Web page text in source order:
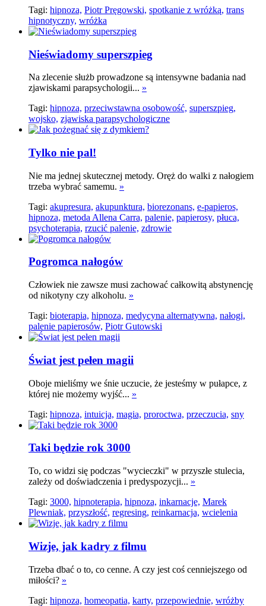
Tagi: hipnoza, Piotr Pręgowski, spotkanie z wróżką, trans
hipnotyczny, wróżka
Nieświadomy superszpieg
Na zlecenie służb prowadzone są intensywne badania nad
zjawiskami parapsychologii... »
Tagi: hipnoza, przeciwstawna osobowość, superszpieg,
wojsko, zjawiska parapsychologiczne
Tylko nie pal!
Nie ma jednej skutecznej metody. Oręż do walki z nałogiem
trzeba wybrać samemu. »
Tagi: akupresura, akupunktura, biorezonans, e-papieros,
hipnoza, metoda Allena Carra, palenie, papierosy, płuca,
psychoterapia, rzucić palenie, zdrowie
Pogromca nałogów
Człowiek nie zawsze musi zachować całkowitą abstynencję
od nikotyny czy alkoholu. »
Tagi: bioterapia, hipnoza, medycyna alternatywna, nałogi,
palenie papierosów, Piotr Gutowski
Świat jest pełen magii
Oboje mieliśmy we śnie uczucie, że jesteśmy w pułapce, z
której nie możemy wyjść... »
Tagi: hipnoza, intuicja, magia, proroctwa, przeczucia, sny
Taki będzie rok 3000
To, co widzi się podczas "wycieczki" w przyszłe stulecia,
zależy od doświadczenia i predyspozycji... »
Tagi: 3000, hipnoterapia, hipnoza, inkarnacje, Marek
Plewniak, przyszłość, regresing, reinkarnacja, wcielenia
Wizje, jak kadry z filmu
Trzeba dbać o to, co cenne. A czy jest coś cenniejszego od
miłości? »
Tagi: hipnoza, homeopatia, karty, przepowiednie, wróżby